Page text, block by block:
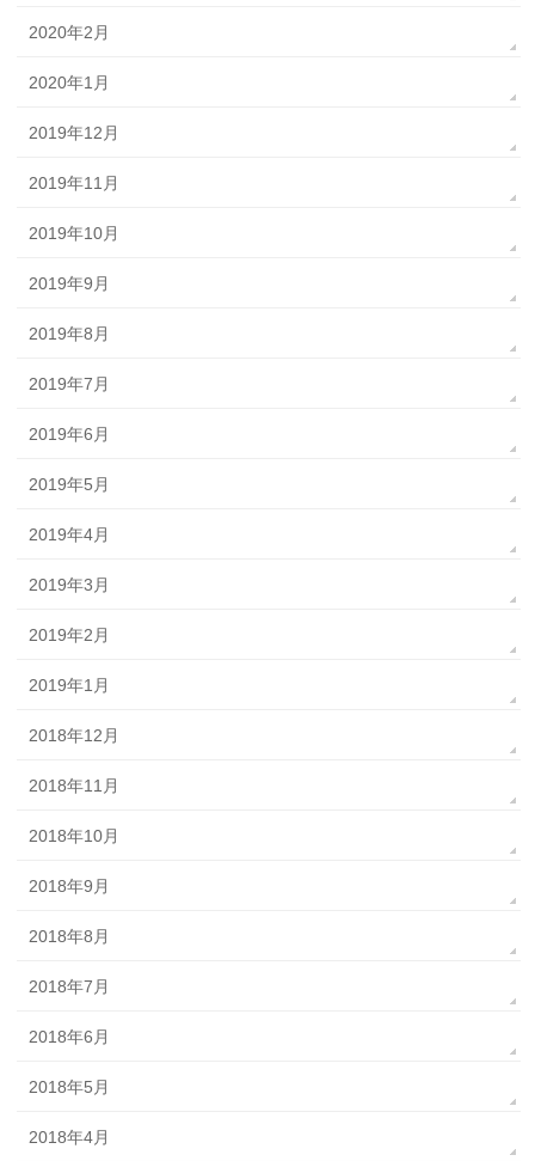
2020年2月
2020年1月
2019年12月
2019年11月
2019年10月
2019年9月
2019年8月
2019年7月
2019年6月
2019年5月
2019年4月
2019年3月
2019年2月
2019年1月
2018年12月
2018年11月
2018年10月
2018年9月
2018年8月
2018年7月
2018年6月
2018年5月
2018年4月